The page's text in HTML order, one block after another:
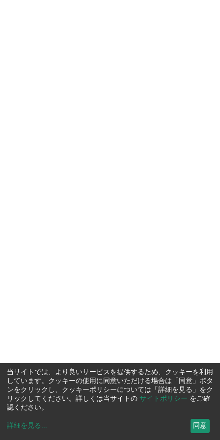
当サイトでは、より良いサービスを提供するため、クッキーを利用
しています。クッキーの使用に同意いただける場合は「同意」ボタ
ンをクリックし、クッキーポリシーについては「詳細を見る」をク
リックしてください。詳しくは当サイトの サイトポリシー をご確
認ください。
詳細を見る ... 同意